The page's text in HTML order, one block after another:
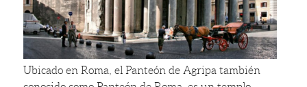
Ubicado en Roma, el Panteón de Agripa también